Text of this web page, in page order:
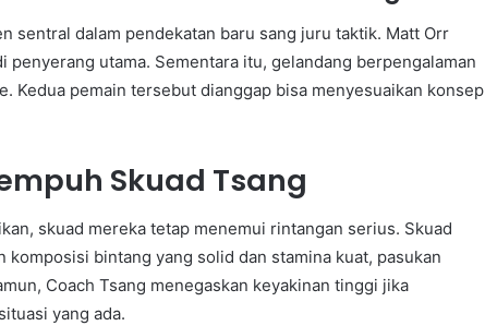
sentral dalam pendekatan baru sang juru taktik. Matt Orr
utama. Sementara itu, gelandang berpengalaman
Kedua pemain tersebut dianggap bisa menyesuaikan konsep
Skuad Tsang
skuad mereka tetap menemui rintangan serius. Skuad
komposisi bintang yang solid dan stamina kuat, pasukan
Coach Tsang menegaskan keyakinan tinggi jika
yang ada.